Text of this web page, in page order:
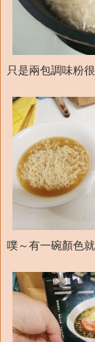
只是兩包調味粉
噗～有一碗顏色